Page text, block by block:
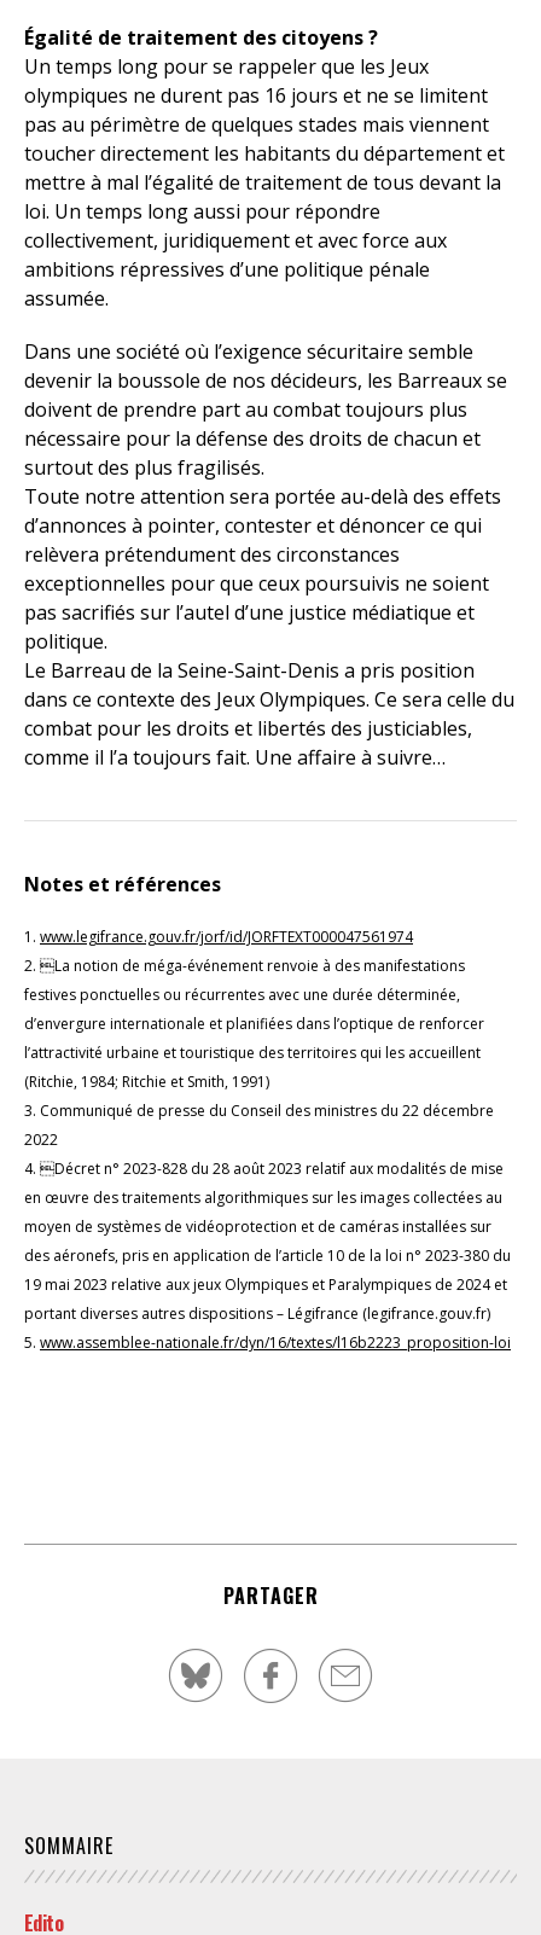
Égalité de traitement des citoyens ?
Un temps long pour se rappeler que les Jeux
olympiques ne durent pas 16 jours et ne se limitent
pas au périmètre de quelques stades mais viennent
toucher directement les habitants du département et
mettre à mal l’égalité de traitement de tous devant la
loi. Un temps long aussi pour répondre
collectivement, juridiquement et avec force aux
ambitions répressives d’une politique pénale
assumée.
Dans une société où l’exigence sécuritaire semble
devenir la boussole de nos décideurs, les Barreaux se
doivent de prendre part au combat toujours plus
nécessaire pour la défense des droits de chacun et
surtout des plus fragilisés.
Toute notre attention sera portée au-delà des effets
d’annonces à pointer, contester et dénoncer ce qui
relèvera prétendument des circonstances
exceptionnelles pour que ceux poursuivis ne soient
pas sacrifiés sur l’autel d’une justice médiatique et
politique.
Le Barreau de la Seine-Saint-Denis a pris position
dans ce contexte des Jeux Olympiques. Ce sera celle du
combat pour les droits et libertés des justiciables,
comme il l’a toujours fait. Une affaire à suivre…
Notes et références
1. www.legifrance.gouv.fr/jorf/id/JORFTEXT000047561974
2. La notion de méga-événement renvoie à des manifestations
festives ponctuelles ou récurrentes avec une durée déterminée,
d’envergure internationale et planifiées dans l’optique de renforcer
l’attractivité urbaine et touristique des territoires qui les accueillent
(Ritchie, 1984; Ritchie et Smith, 1991)
3. Communiqué de presse du Conseil des ministres du 22 décembre
2022
4. Décret n° 2023-828 du 28 août 2023 relatif aux modalités de mise
en œuvre des traitements algorithmiques sur les images collectées au
moyen de systèmes de vidéoprotection et de caméras installées sur
des aéronefs, pris en application de l’article 10 de la loi n° 2023-380 du
19 mai 2023 relative aux jeux Olympiques et Paralympiques de 2024 et
portant diverses autres dispositions – Légifrance (legifrance.gouv.fr)
5. www.assemblee-nationale.fr/dyn/16/textes/l16b2223_proposition-loi
PARTAGER
SOMMAIRE
Edito